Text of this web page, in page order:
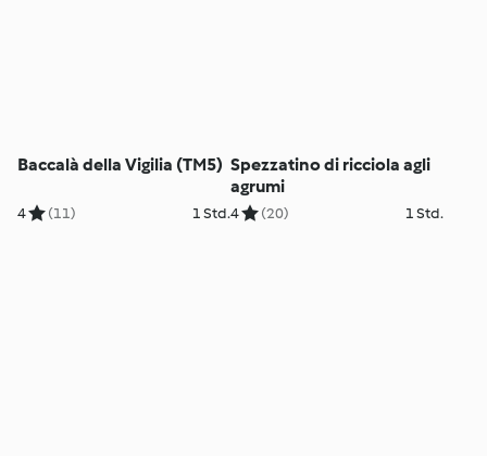
Baccalà della Vigilia (TM5)
4 (11) 1 Std.
Spezzatino di ricciola agli
agrumi
4 (20) 1 Std.